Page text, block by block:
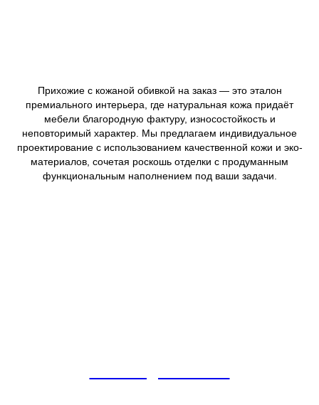
Прихожие с кожаной обивкой на заказ — это эталон
премиального интерьера, где натуральная кожа придаёт
мебели благородную фактуру, износостойкость и
неповторимый характер. Мы предлагаем индивидуальное
проектирование с использованием качественной кожи и эко-
материалов, сочетая роскошь отделки с продуманным
функциональным наполнением под ваши задачи.